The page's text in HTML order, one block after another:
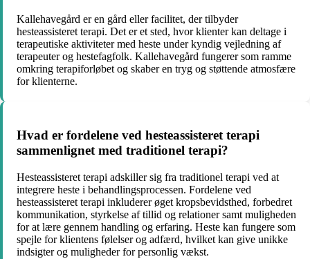
Kallehavegård er en gård eller facilitet, der tilbyder
hesteassisteret terapi. Det er et sted, hvor klienter kan deltage i
terapeutiske aktiviteter med heste under kyndig vejledning af
terapeuter og hestefagfolk. Kallehavegård fungerer som ramme
omkring terapiforløbet og skaber en tryg og støttende atmosfære
for klienterne.
Hvad er fordelene ved hesteassisteret terapi
sammenlignet med traditionel terapi?
Hesteassisteret terapi adskiller sig fra traditionel terapi ved at
integrere heste i behandlingsprocessen. Fordelene ved
hesteassisteret terapi inkluderer øget kropsbevidsthed, forbedret
kommunikation, styrkelse af tillid og relationer samt muligheden
for at lære gennem handling og erfaring. Heste kan fungere som
spejle for klientens følelser og adfærd, hvilket kan give unikke
indsigter og muligheder for personlig vækst.